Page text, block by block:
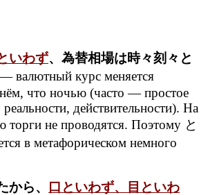
いわず、為替相場は時々刻々と
валютный курс меняется
что ночью (часто — простое
действительности). На
торги не проводятся. Поэтому と
в метафорическом немного
から、 口といわず、目といわ